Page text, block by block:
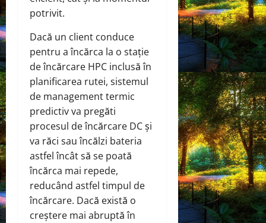
potrivit.
Dacă un client conduce
pentru a încărca la o stație
de încărcare HPC inclusă în
planificarea rutei, sistemul
de management termic
predictiv va pregăti
procesul de încărcare DC și
va răci sau încălzi bateria
astfel încât să se poată
încărca mai repede,
reducând astfel timpul de
încărcare. Dacă există o
creștere mai abruptă în